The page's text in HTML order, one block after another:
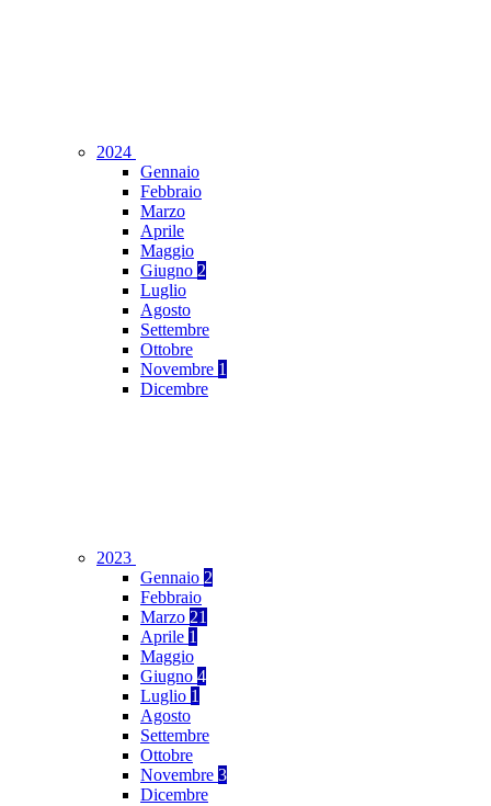
2024
Gennaio
Febbraio
Marzo
Aprile
Maggio
Giugno 2
Luglio
Agosto
Settembre
Ottobre
Novembre 1
Dicembre
2023
Gennaio 2
Febbraio
Marzo 21
Aprile 1
Maggio
Giugno 4
Luglio 1
Agosto
Settembre
Ottobre
Novembre 3
Dicembre